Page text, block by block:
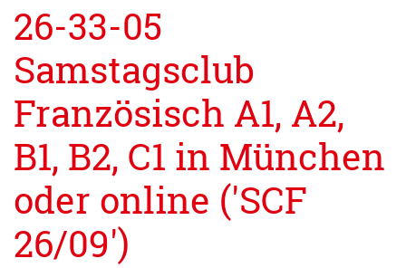
26-33-05
Samstagsclub
Französisch A1, A2,
B1, B2, C1 in München
oder online ('SCF
26/09')